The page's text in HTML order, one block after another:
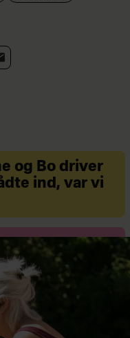
sange'
jul.
og Bo driver
ind, var vi